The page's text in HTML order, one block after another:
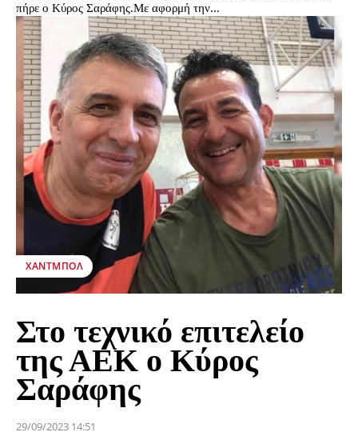
πήρε ο Κύρος Σαράφης.Με αφορμή την...
ΧΆΝΤΜΠΟΛ
Στο τεχνικό επιτελείο
της ΑΕΚ ο Κύρος
Σαράφης
29/09/2023 14:51